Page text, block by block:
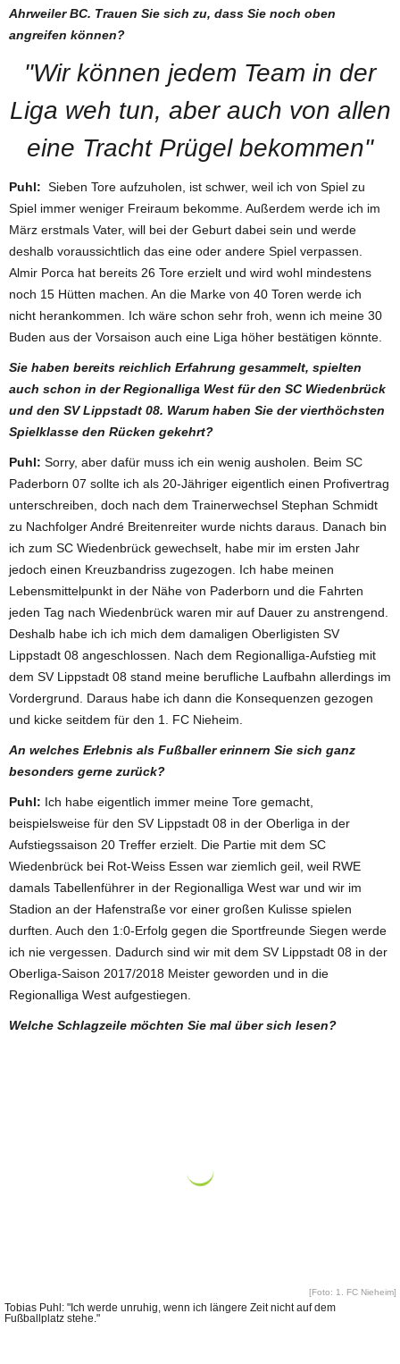
Ahrweiler BC. Trauen Sie sich zu, dass Sie noch oben
angreifen können?
"Wir können jedem Team in der
Liga weh tun, aber auch von allen
eine Tracht Prügel bekommen"
Puhl: Sieben Tore aufzuholen, ist schwer, weil ich von Spiel zu
Spiel immer weniger Freiraum bekomme. Außerdem werde ich im
März erstmals Vater, will bei der Geburt dabei sein und werde
deshalb voraussichtlich das eine oder andere Spiel verpassen.
Almir Porca hat bereits 26 Tore erzielt und wird wohl mindestens
noch 15 Hütten machen. An die Marke von 40 Toren werde ich
nicht herankommen. Ich wäre schon sehr froh, wenn ich meine 30
Buden aus der Vorsaison auch eine Liga höher bestätigen könnte.
Sie haben bereits reichlich Erfahrung gesammelt, spielten
auch schon in der Regionalliga West für den SC Wiedenbrück
und den SV Lippstadt 08. Warum haben Sie der vierthöchsten
Spielklasse den Rücken gekehrt?
Puhl: Sorry, aber dafür muss ich ein wenig ausholen. Beim SC
Paderborn 07 sollte ich als 20-Jähriger eigentlich einen Profivertrag
unterschreiben, doch nach dem Trainerwechsel Stephan Schmidt
zu Nachfolger André Breitenreiter wurde nichts daraus. Danach bin
ich zum SC Wiedenbrück gewechselt, habe mir im ersten Jahr
jedoch einen Kreuzbandriss zugezogen. Ich habe meinen
Lebensmittelpunkt in der Nähe von Paderborn und die Fahrten
jeden Tag nach Wiedenbrück waren mir auf Dauer zu anstrengend.
Deshalb habe ich ich mich dem damaligen Oberligisten SV
Lippstadt 08 angeschlossen. Nach dem Regionalliga-Aufstieg mit
dem SV Lippstadt 08 stand meine berufliche Laufbahn allerdings im
Vordergrund. Daraus habe ich dann die Konsequenzen gezogen
und kicke seitdem für den 1. FC Nieheim.
An welches Erlebnis als Fußballer erinnern Sie sich ganz
besonders gerne zurück?
Puhl: Ich habe eigentlich immer meine Tore gemacht,
beispielsweise für den SV Lippstadt 08 in der Oberliga in der
Aufstiegssaison 20 Treffer erzielt. Die Partie mit dem SC
Wiedenbrück bei Rot-Weiss Essen war ziemlich geil, weil RWE
damals Tabellenführer in der Regionalliga West war und wir im
Stadion an der Hafenstraße vor einer großen Kulisse spielen
durften. Auch den 1:0-Erfolg gegen die Sportfreunde Siegen werde
ich nie vergessen. Dadurch sind wir mit dem SV Lippstadt 08 in der
Oberliga-Saison 2017/2018 Meister geworden und in die
Regionalliga West aufgestiegen.
Welche Schlagzeile möchten Sie mal über sich lesen?
Tobias Puhl: "Ich werde unruhig, wenn ich längere Zeit nicht auf dem
Fußballplatz stehe."
[Foto: 1. FC Nieheim]